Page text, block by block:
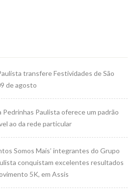
transfere Festividades de São
de agosto
Pedrinhas Paulista oferece um padrão
ao da rede particular
Somos Mais’ integrantes do Grupo
conquistam excelentes resultados
5K, em Assis